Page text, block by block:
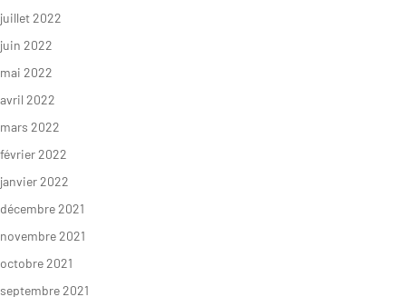
Décryptages
juillet 2022
juin 2022
mai 2022
avril 2022
mars 2022
février 2022
janvier 2022
décembre 2021
novembre 2021
octobre 2021
septembre 2021